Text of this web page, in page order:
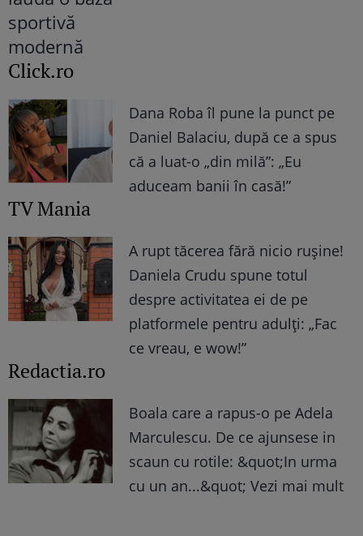
Click.ro
Dana Roba îl pune la punct pe
Daniel Balaciu, după ce a spus
că a luat-o „din milă”: „Eu
aduceam banii în casă!”
TV Mania
A rupt tăcerea fără nicio rușine!
Daniela Crudu spune totul
despre activitatea ei de pe
platformele pentru adulți: „Fac
ce vreau, e wow!”
Redactia.ro
Boala care a rapus-o pe Adela
Marculescu. De ce ajunsese in
scaun cu rotile: &quot;In urma
cu un an...&quot; Vezi mai mult